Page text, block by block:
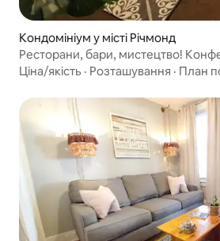
Кондомініум у місті Річмонд
Ресторани, бари, мистецтво!
MCV
Ціна/якість · Розташування · План